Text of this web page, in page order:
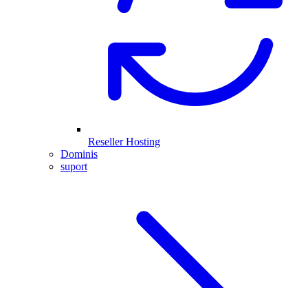
Reseller Hosting
Dominis
suport